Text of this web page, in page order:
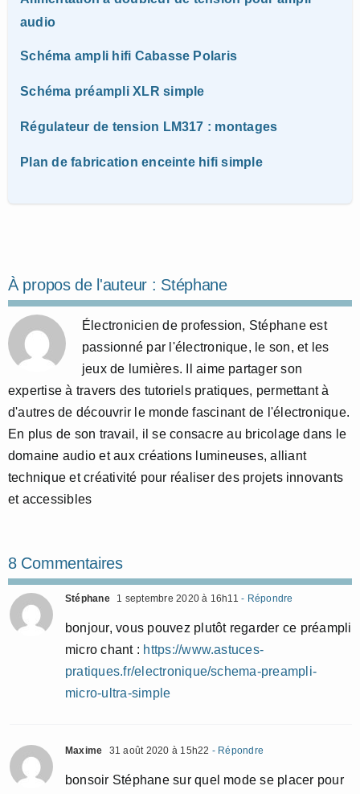
audio
Schéma ampli hifi Cabasse Polaris
Schéma préampli XLR simple
Régulateur de tension LM317 : montages
Plan de fabrication enceinte hifi simple
À propos de l'auteur : Stéphane
Électronicien de profession, Stéphane est
passionné par l'électronique, le son, et les
jeux de lumières. Il aime partager son
expertise à travers des tutoriels pratiques, permettant à
d'autres de découvrir le monde fascinant de l'électronique.
En plus de son travail, il se consacre au bricolage dans le
domaine audio et aux créations lumineuses, alliant
technique et créativité pour réaliser des projets innovants
et accessibles
8 Commentaires
Stéphane 1 septembre 2020 à 16h11 - Répondre
bonjour, vous pouvez plutôt regarder ce préampli
micro chant : https://www.astuces-
pratiques.fr/electronique/schema-preampli-
micro-ultra-simple
Maxime 31 août 2020 à 15h22 - Répondre
bonsoir Stéphane sur quel mode se placer pour